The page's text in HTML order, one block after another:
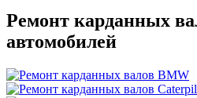
Ремонт карданных
автомобилей